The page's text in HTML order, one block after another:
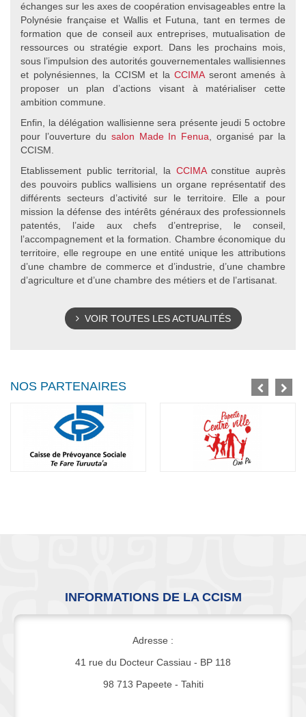
échanges sur les axes de coopération envisageables entre la
Polynésie française et Wallis et Futuna, tant en termes de
formation que de conseil aux entreprises, mutualisation de
ressources ou stratégie export. Dans les prochains mois,
sous l’impulsion des autorités gouvernementales wallisiennes
et polynésiennes, la CCISM et laCCIMA seront amenés à
proposer un plan d’actions visant à matérialiser cette
ambition commune.
Enfin, la délégation wallisienne sera présente jeudi 5 octobre
pour l’ouverture du salon Made In Fenua , organisé par la
CCISM.
Etablissement public territorial, la CCIMAconstitue auprès
des pouvoirs publics wallisiens un organe représentatif des
différents secteurs d’activité sur le territoire. Elle a pour
mission la défense des intérêts généraux des professionnels
patentés, l’aide aux chefs d’entreprise, le conseil,
l’accompagnement et la formation. Chambre économique du
territoire, elle regroupe en une entité unique les attributions
d’une chambre de commerce et d’industrie, d’une chambre
d’agriculture et d’une chambre des métiers et de l’artisanat.
VOIR TOUTES LES ACTUALITÉS
NOS PARTENAIRES
INFORMATIONS DE LA CCISM
Adresse :
41 rue du Docteur Cassiau - BP 118
98 713 Papeete - Tahiti